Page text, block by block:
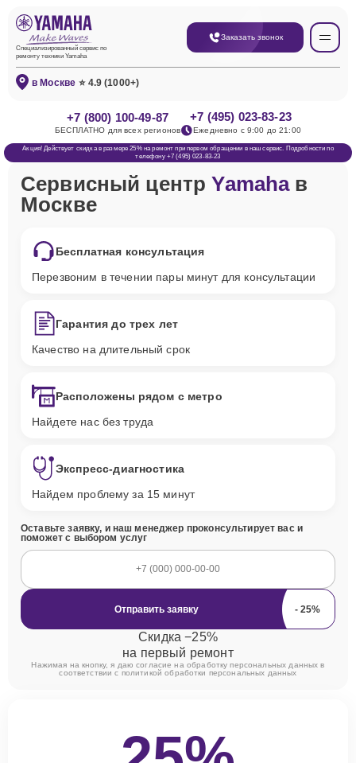
Специализированный сервис по
ремонту техники Yamaha
Заказать звонок
в Москве ⭐ 4.9 (1000+)
+7 (800) 100-49-87
БЕСПЛАТНО для всех регионов
+7 (495) 023-83-23
Ежедневно с 9:00 до 21:00
Акция! Действует скидка в размере 25% на ремонт при первом обращении в наш сервис. Подробности по
телефону +7 (495) 023-83-23
Сервисный центрYamahaв
Москве
Бесплатная консультация
Перезвоним в течении пары минут для консультации
Гарантия до трех лет
Качество на длительный срок
Расположены рядом с метро
Найдете нас без труда
Экспресс-диагностика
Найдем проблему за 15 минут
Оставьте заявку, и наш менеджер проконсультирует вас и
поможет с выбором услуг
Отправить заявку
Скидка −25%
на первый ремонт
Нажимая на кнопку, я даю согласие на обработку персональных данных в
соответствии с политикой обработки персональных данных